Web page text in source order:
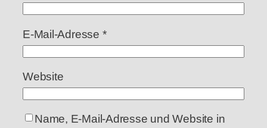
E-Mail-Adresse *
Website
Name, E-Mail-Adresse und Website in